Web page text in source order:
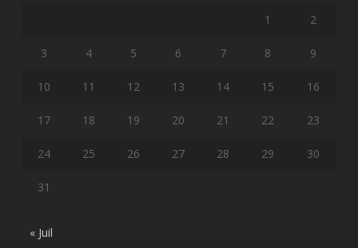
1 2
3 4 5 6 7 8 9
10 11 12 13 14 15 16
17 18 19 20 21 22 23
24 25 26 27 28 29 30
31
« Juil